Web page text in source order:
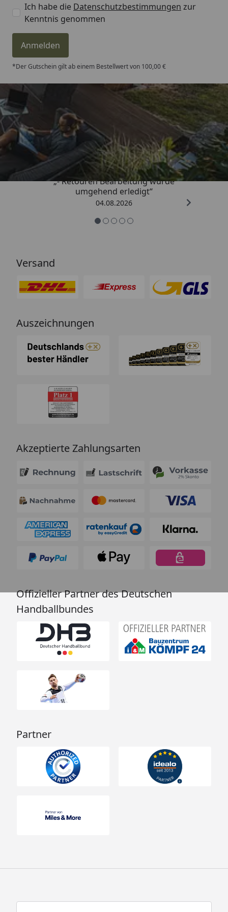
Ich habe die Datenschutzbestimmungen zur
Kenntnis genommen
Anmelden
*Der Gutschein gilt ab einem Bestellwert von 100,00 €
Trusted Shops
4,81/ 5
„- Retouren Bearbeitung wurde
umgehend erledigt“
04.08.2026
Versand
Auszeichnungen
Akzeptierte Zahlungsarten
Offizieller Partner des Deutschen
Handballbundes
Partner